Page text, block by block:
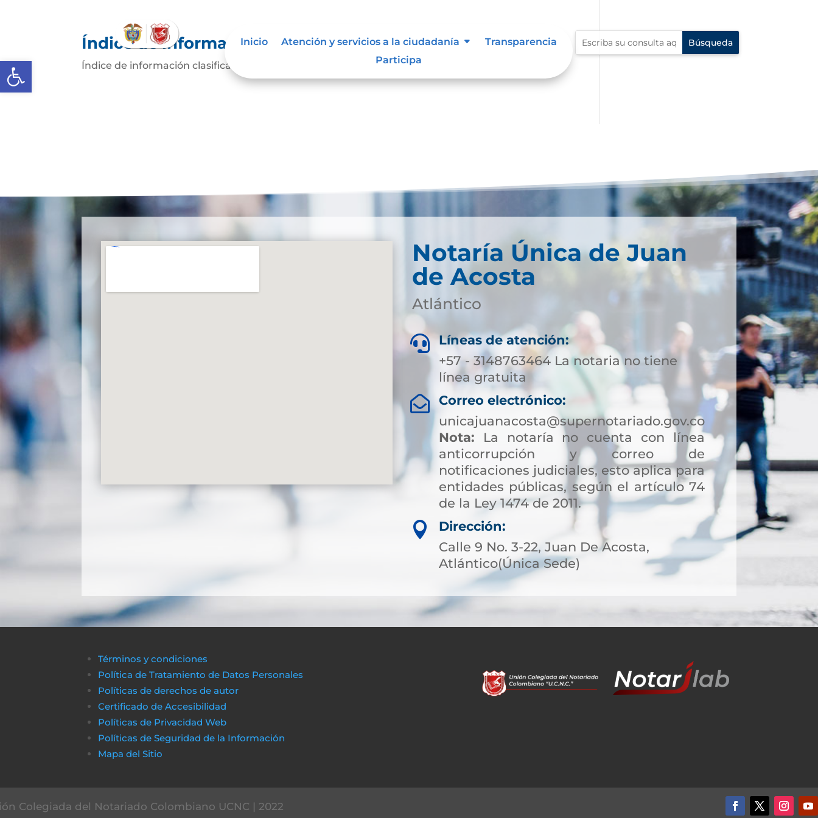
Abrir barra de herramientas
Inicio Atención y servicios a la ciudadanía
Transparencia
Participa
Índice de información clasificada y reservada
Índice de información clasificada y...
Notaría Única de Juan
de Acosta
Atlántico
 Líneas de atención:
+57 - 3148763464 La notaria no tiene
línea gratuita

Correo electrónico:
unicajuanacosta@supernotariado.gov.co
Nota: La notaría no cuenta con línea
anticorrupción y correo de
notificaciones judiciales, esto aplica para
entidades públicas, según el artículo 74
de la Ley 1474 de 2011.

Dirección:
Calle 9 No. 3-22, Juan De Acosta,
Atlántico(Única Sede)
Términos y condiciones
Política de Tratamiento de Datos Personales
Políticas de derechos de autor
Certificado de Accesibilidad
Políticas de Privacidad Web
Políticas de Seguridad de la Información
Mapa del Sitio
Colegiada del Notariado Colombiano UCNC | 2022